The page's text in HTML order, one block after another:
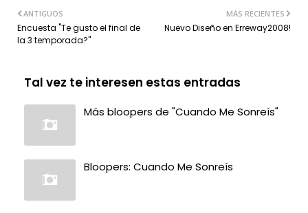
MÁS RECIENTES
Nuevo Diseño en Erreway2008!
ANTIGUOS
Encuesta "Te gusto el final de
la 3 temporada?"
Tal vez te interesen estas entradas
Más bloopers de "Cuando Me Sonreís"
Bloopers: Cuando Me Sonreís